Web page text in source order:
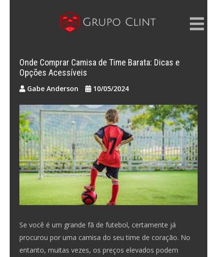
Onde Comprar Camisa de Time Barata: Dicas e
Opções Acessíveis
Gabe Anderson 10/05/2024
Se você é um grande fã de futebol, certamente já
procurou por uma camisa do seu time de coração. No
entanto, muitas vezes, os preços elevados podem